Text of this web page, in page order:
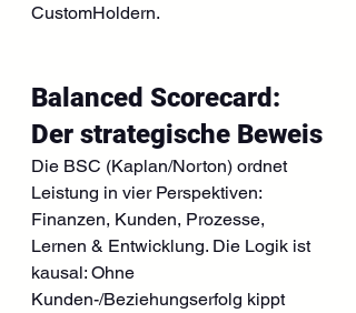
CustomHoldern.
Balanced Scorecard:
Der strategische Beweis
Die BSC (Kaplan/Norton) ordnet
Leistung in vier Perspektiven:
Finanzen, Kunden, Prozesse,
Lernen & Entwicklung. Die Logik ist
kausal: Ohne
Kunden-/Beziehungserfolg kippt